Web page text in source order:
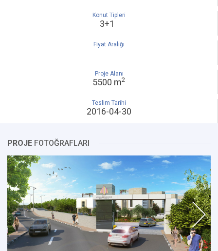
Konut Tipleri
3+1
Fiyat Aralığı
Proje Alanı
5500 m2
Teslim Tarihi
2016-04-30
PROJE FOTOĞRAFLARI